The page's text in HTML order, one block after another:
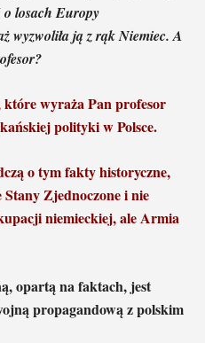
o losach Europy
wyzwoliła ją z rąk Niemiec. A
wyraża Pan profesor
polityki w Polsce.
o tym fakty historyczne,
Zjednoczone i nie
niemieckiej, ale Armia
opartą na faktach, jest
propagandową z polskim